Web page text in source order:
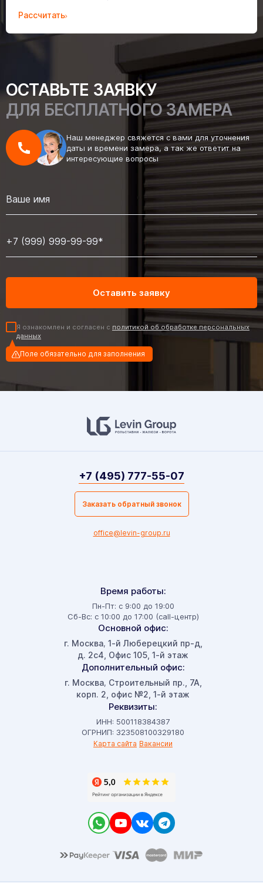
Рассчитать
ОСТАВЬТЕ ЗАЯВКУ
ДЛЯ БЕСПЛАТНОГО ЗАМЕРА
Наш менеджер свяжется с вами для уточнения
даты и времени замера, а так же ответит на
интересующие вопросы
Я ознакомлен и согласен с политикой об обработке персональных
данных
Поле обязательно для заполнения
Время работы:
Пн-Пт: с 9:00 до 19:00
Сб-Вс: с 10:00 до 17:00 (call-центр)
Основной офис:
г. Москва, 1-й Люберецкий пр-д,
д. 2с4, Офис 105, 1-й этаж
Дополнительный офис:
г. Москва, Строительный пр., 7А,
корп. 2, офис №2, 1-й этаж
Реквизиты:
ИНН: 500118384387
ОГРНИП: 323508100329180
Карта сайта Вакансии
+7 (495) 777-55-07
Заказать обратный звонок
office@levin-group.ru